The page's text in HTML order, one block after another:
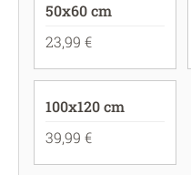
50x60 cm
23,99 €
100x120 cm
39,99 €